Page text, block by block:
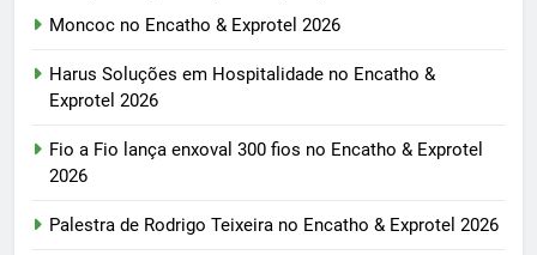
Moncoc no Encatho & Exprotel 2026
Harus Soluções em Hospitalidade no Encatho &
Exprotel 2026
Fio a Fio lança enxoval 300 fios no Encatho & Exprotel
2026
Palestra de Rodrigo Teixeira no Encatho & Exprotel 2026